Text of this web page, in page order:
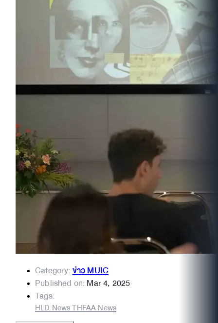
Category:ข่าว MUIC
Published on:Mar 4, 2025
Tags:
HLD News THFAA News